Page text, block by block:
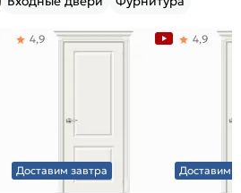
Доставим завтра
4,9
Доставим
4,9